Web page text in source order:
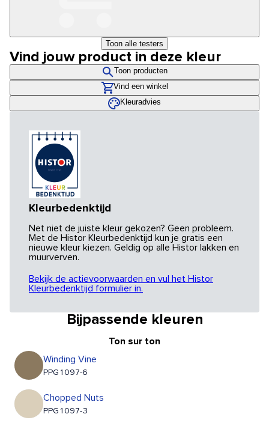
Toon alle testers
Vind jouw product in deze kleur
Toon producten
Vind een winkel
Kleuradvies
Kleurbedenktijd
Net niet de juiste kleur gekozen? Geen probleem.
Met de Histor Kleurbedenktijd kun je gratis een
nieuwe kleur kiezen. Geldig op alle Histor lakken en
muurverven.
Bekijk de actievoorwaarden en vul het Histor
Kleurbedenktijd formulier in.
Bijpassende kleuren
Ton sur ton
Winding Vine
PPG1097-6
Chopped Nuts
PPG1097-3